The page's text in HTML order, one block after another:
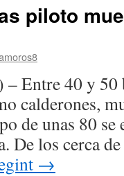
piloto
Entre 40 y 50
calderones,
de unas 80
De los cerca
→